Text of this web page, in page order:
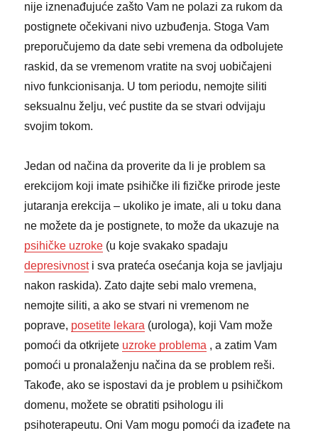
nije iznenađujuće zašto Vam ne polazi za rukom da
postignete očekivani nivo uzbuđenja. Stoga Vam
preporučujemo da date sebi vremena da odbolujete
raskid, da se vremenom vratite na svoj uobičajeni
nivo funkcionisanja. U tom periodu, nemojte siliti
seksualnu želju, već pustite da se stvari odvijaju
svojim tokom.
Jedan od načina da proverite da li je problem sa
erekcijom koji imate psihičke ili fizičke prirode jeste
jutaranja erekcija – ukoliko je imate, ali u toku dana
ne možete da je postignete, to može da ukazuje na
psihičke uzroke (u koje svakako spadaju
depresivnosti sva prateća osećanja koja se javljaju
nakon raskida). Zato dajte sebi malo vremena,
nemojte siliti, a ako se stvari ni vremenom ne
poprave, posetite lekara (urologa), koji Vam može
pomoći da otkrijete uzroke problema , a zatim Vam
pomoći u pronalaženju načina da se problem reši.
Takođe, ako se ispostavi da je problem u psihičkom
domenu, možete se obratiti psihologu ili
psihoterapeutu. Oni Vam mogu pomoći da izađete na